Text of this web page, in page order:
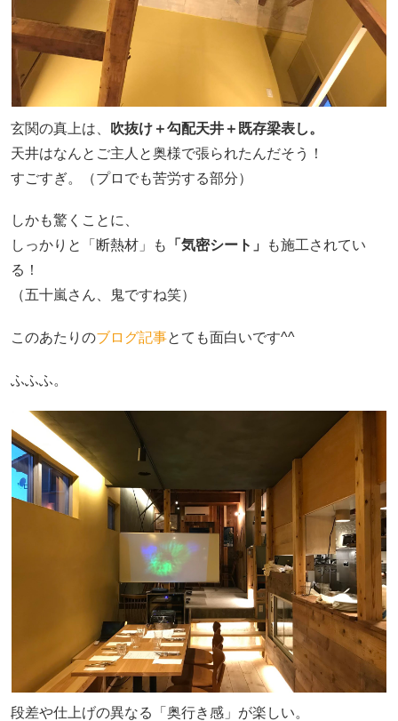
玄関の真上は、
吹抜け＋勾配天井＋既存梁表し。
天井はなんとご主人と奥様で張られたんだそう！
すごすぎ。（プロでも苦労する部分）
しかも驚くことに、
しっかりと「断熱材」も
「気密シート」
も施工されてい
る！
（五十嵐さん、鬼ですね笑）
このあたりのブログ記事とても面白いです^^
ふふふ。
段差や仕上げの異なる「奥行き感」が楽しい。